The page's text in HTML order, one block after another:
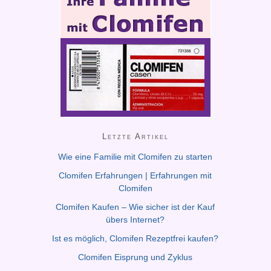
Letzte Artikel
Wie eine Familie mit Clomifen zu starten
Clomifen Erfahrungen | Erfahrungen mit
Clomifen
Clomifen Kaufen – Wie sicher ist der Kauf
übers Internet?
Ist es möglich, Clomifen Rezeptfrei kaufen?
Clomifen Eisprung und Zyklus